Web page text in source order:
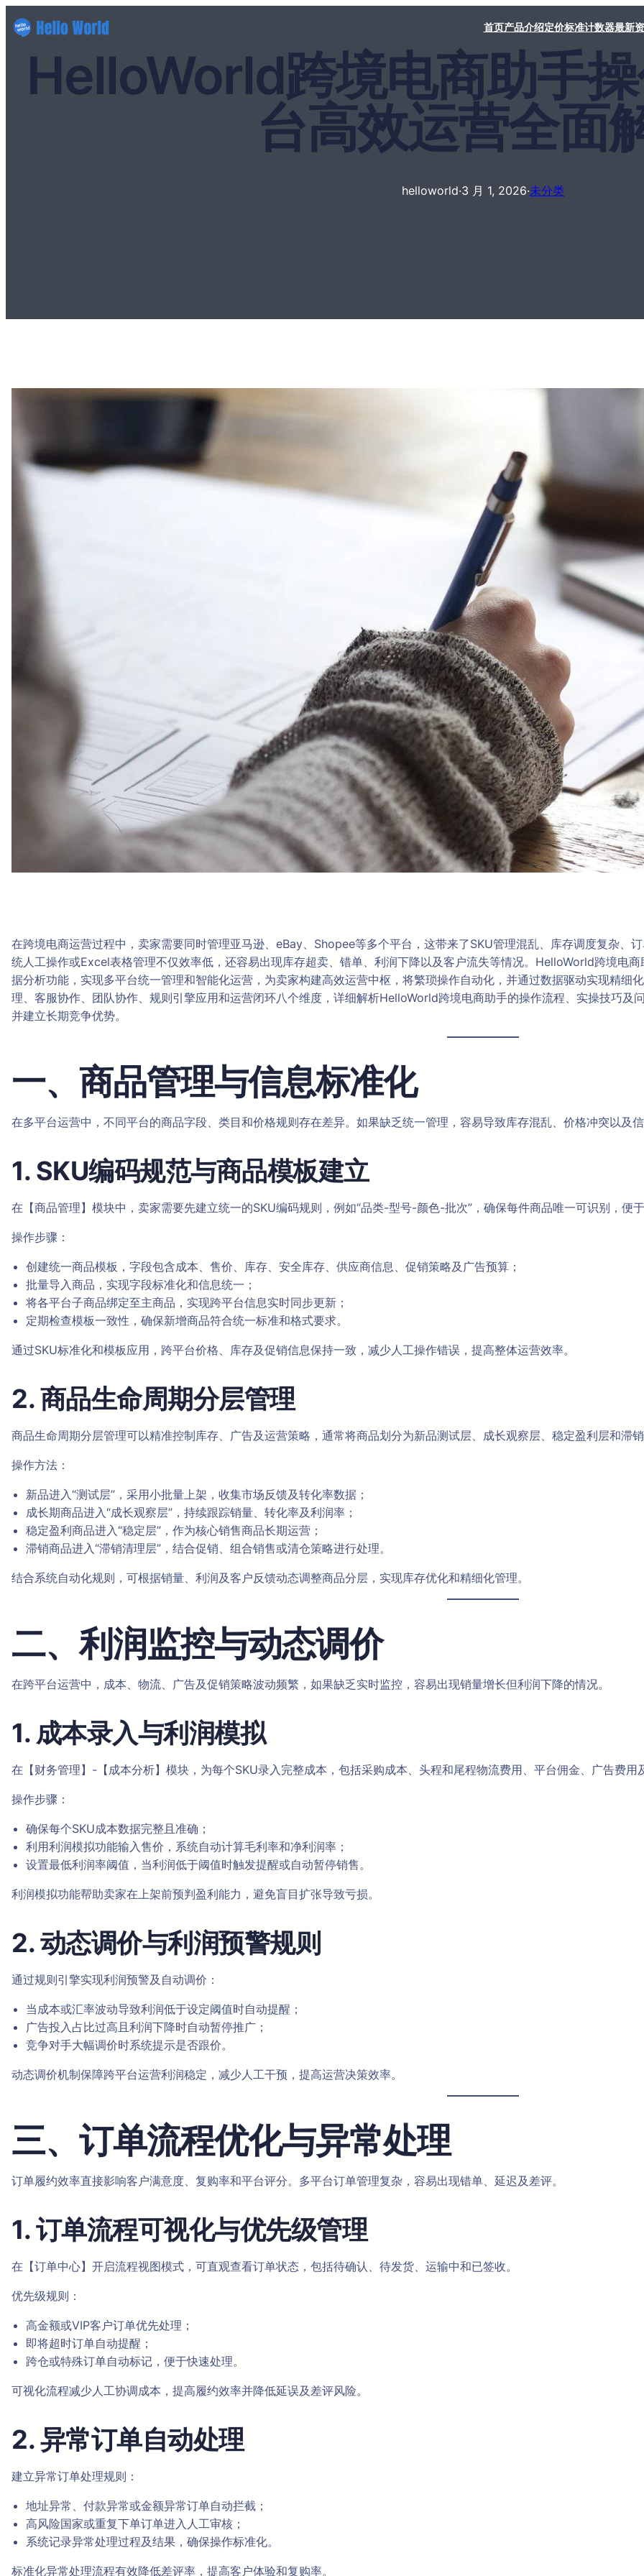
首页产品介绍定价标准计数器最新
HelloWorld跨境电商助手
台高效运营全面
helloworld·3 月 1, 2026·未分类
在跨境电商运营过程中，卖家需要同时管理亚马逊、eBay、Shopee等多个平台，这带来了SKU管理混乱、库存调度复杂、
统人工操作或Excel表格管理不仅效率低，还容易出现库存超卖、错单、利润下降以及客户流失等情况。HelloWorld跨境电
据分析功能，实现多平台统一管理和智能化运营，为卖家构建高效运营中枢，将繁琐操作自动化，并通过数据驱动实现精细
理、客服协作、团队协作、规则引擎应用和运营闭环八个维度，详细解析HelloWorld跨境电商助手的操作流程、实操技巧及
并建立长期竞争优势。
一、商品管理与信息标准化
在多平台运营中，不同平台的商品字段、类目和价格规则存在差异。如果缺乏统一管理，容易导致库存混乱、价格冲突以及
1. SKU编码规范与商品模板建立
在【商品管理】模块中，卖家需要先建立统一的SKU编码规则，例如“品类-型号-颜色-批次”，确保每件商品唯一可识别，便
操作步骤：
创建统一商品模板，字段包含成本、售价、库存、安全库存、供应商信息、促销策略及广告预算；
批量导入商品，实现字段标准化和信息统一；
将各平台子商品绑定至主商品，实现跨平台信息实时同步更新；
定期检查模板一致性，确保新增商品符合统一标准和格式要求。
通过SKU标准化和模板应用，跨平台价格、库存及促销信息保持一致，减少人工操作错误，提高整体运营效率。
2. 商品生命周期分层管理
商品生命周期分层管理可以精准控制库存、广告及运营策略，通常将商品划分为新品测试层、成长观察层、稳定盈利层和滞
操作方法：
新品进入“测试层”，采用小批量上架，收集市场反馈及转化率数据；
成长期商品进入“成长观察层”，持续跟踪销量、转化率及利润率；
稳定盈利商品进入“稳定层”，作为核心销售商品长期运营；
滞销商品进入“滞销清理层”，结合促销、组合销售或清仓策略进行处理。
结合系统自动化规则，可根据销量、利润及客户反馈动态调整商品分层，实现库存优化和精细化管理。
二、利润监控与动态调价
在跨平台运营中，成本、物流、广告及促销策略波动频繁，如果缺乏实时监控，容易出现销量增长但利润下降的情况。
1. 成本录入与利润模拟
在【财务管理】-【成本分析】模块，为每个SKU录入完整成本，包括采购成本、头程和尾程物流费用、平台佣金、广告费用
操作步骤：
确保每个SKU成本数据完整且准确；
利用利润模拟功能输入售价，系统自动计算毛利率和净利润率；
设置最低利润率阈值，当利润低于阈值时触发提醒或自动暂停销售。
利润模拟功能帮助卖家在上架前预判盈利能力，避免盲目扩张导致亏损。
2. 动态调价与利润预警规则
通过规则引擎实现利润预警及自动调价：
当成本或汇率波动导致利润低于设定阈值时自动提醒；
广告投入占比过高且利润下降时自动暂停推广；
竞争对手大幅调价时系统提示是否跟价。
动态调价机制保障跨平台运营利润稳定，减少人工干预，提高运营决策效率。
三、订单流程优化与异常处理
订单履约效率直接影响客户满意度、复购率和平台评分。多平台订单管理复杂，容易出现错单、延迟及差评。
1. 订单流程可视化与优先级管理
在【订单中心】开启流程视图模式，可直观查看订单状态，包括待确认、待发货、运输中和已签收。
优先级规则：
高金额或VIP客户订单优先处理；
即将超时订单自动提醒；
跨仓或特殊订单自动标记，便于快速处理。
可视化流程减少人工协调成本，提高履约效率并降低延误及差评风险。
2. 异常订单自动处理
建立异常订单处理规则：
地址异常、付款异常或金额异常订单自动拦截；
高风险国家或重复下单订单进入人工审核；
系统记录异常处理过程及结果，确保操作标准化。
标准化异常处理流程有效降低差评率，提高客户体验和复购率。